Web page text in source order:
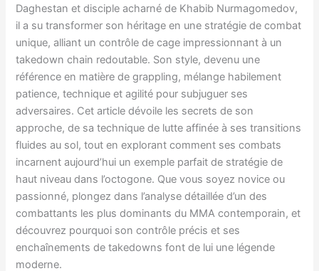
Daghestan et disciple acharné de Khabib Nurmagomedov,
il a su transformer son héritage en une stratégie de combat
unique, alliant un contrôle de cage impressionnant à un
takedown chain redoutable. Son style, devenu une
référence en matière de grappling, mélange habilement
patience, technique et agilité pour subjuguer ses
adversaires. Cet article dévoile les secrets de son
approche, de sa technique de lutte affinée à ses transitions
fluides au sol, tout en explorant comment ses combats
incarnent aujourd’hui un exemple parfait de stratégie de
haut niveau dans l’octogone. Que vous soyez novice ou
passionné, plongez dans l’analyse détaillée d’un des
combattants les plus dominants du MMA contemporain, et
découvrez pourquoi son contrôle précis et ses
enchaînements de takedowns font de lui une légende
moderne.